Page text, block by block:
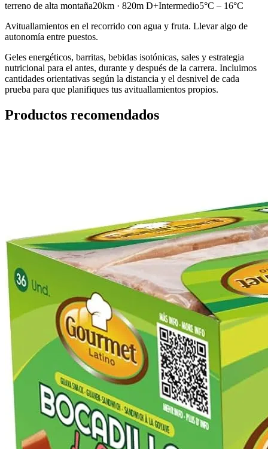
terreno de alta montaña20km · 820m D+Intermedio5°C – 16°C
Avituallamientos en el recorrido con agua y fruta. Llevar algo de
autonomía entre puestos.
Geles energéticos, barritas, bebidas isotónicas, sales y estrategia
nutricional para el antes, durante y después de la carrera. Incluimos
cantidades orientativas según la distancia y el desnivel de cada
prueba para que planifiques tus avituallamientos propios.
Productos recomendados